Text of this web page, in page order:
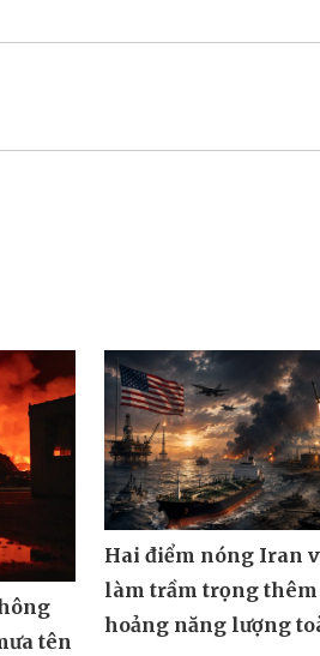
tên
Hai điểm nóng Iran
làm trầm trọng
hoảng năng lượng